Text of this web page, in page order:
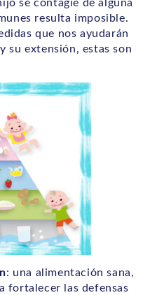
se contagie de alguna
resulta imposible.
que nos ayudarán
su extensión, estas son
: una alimentación sana,
fortalecer las defensas